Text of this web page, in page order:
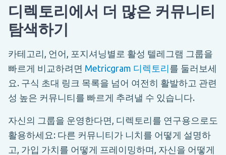
디렉토리에서 더 많은 커뮤니티
탐색하기
카테고리, 언어, 포지셔닝별로 활성 텔레그램 그룹을
빠르게 비교하려면 Metricgram 디렉토리를 둘러보세
요. 구식 초대 링크 목록을 넘어 여전히 활발하고 관련
성 높은 커뮤니티를 빠르게 추려낼 수 있습니다.
자신의 그룹을 운영한다면, 디렉토리를 연구용으로도
활용하세요: 다른 커뮤니티가 니치를 어떻게 설명하
고, 가입 가치를 어떻게 프레이밍하며, 자신을 어떻게